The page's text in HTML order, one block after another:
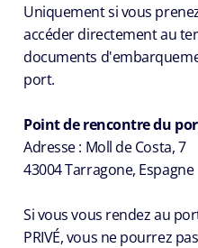
Uniquement si vous
accéder directement au
documents
port.
Point de rencontre du
Adresse : Moll de Costa, 7
43004 Tarragone, Espagne
Si vous vous rendez au
PRIVÉ, vous ne pourrez